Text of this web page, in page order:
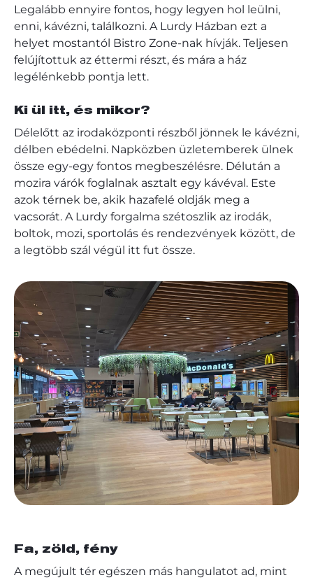
Legalább ennyire fontos, hogy legyen hol leülni,
enni, kávézni, találkozni. A Lurdy Házban ezt a
helyet mostantól Bistro Zone-nak hívják. Teljesen
felújítottuk az éttermi részt, és mára a ház
legélénkebb pontja lett.
Ki ül itt, és mikor?
Délelőtt az irodaközponti részből jönnek le kávézni,
délben ebédelni. Napközben üzletemberek ülnek
össze egy-egy fontos megbeszélésre. Délután a
mozira várók foglalnak asztalt egy kávéval. Este
azok térnek be, akik hazafelé oldják meg a
vacsorát. A Lurdy forgalma szétoszlik az irodák,
boltok, mozi, sportolás és rendezvények között, de
a legtöbb szál végül itt fut össze.
Fa, zöld, fény
A megújult tér egészen más hangulatot ad, mint